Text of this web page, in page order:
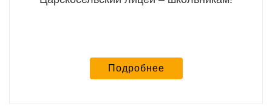
Подробнее